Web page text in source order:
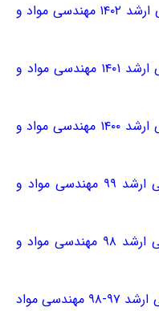
دانلود سوالات کنکور کارشناسی ارشد ۱۴۰۲ مهندسی مواد و
دانلود سوالات کنکور کارشناسی ارشد ۱۴۰۱ مهندسی مواد و
دانلود سوالات کنکور کارشناسی ارشد ۱۴۰۰ مهندسی مواد و
دانلود سوالات کنکور کارشناسی ارشد ۹۹ مهندسی مواد و
دانلود سوالات کنکور کارشناسی ارشد ۹۸ مهندسی مواد و
دانلود سوالات آزمون کارشناسی ارشد ۹۷-۹۸ مهندسی مواد